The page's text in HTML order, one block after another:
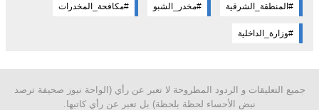
#المنطقة_الشرقية #مخدر_الشبو #مكافحة_المخدرات
#وزارة_الداخلية
جميع التعليقات و الردود المطروحة لا تعبر عن رأي (الواحة نيوز صحيفة ترصد
نبض الأحساء لحظة بلحظة) بل تعبر عن رأي كاتبها.